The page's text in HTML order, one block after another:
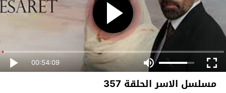
00:54:09
مسلسل الاسر الحلقة 357